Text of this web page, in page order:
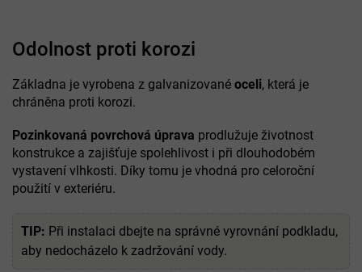
Odolnost proti korozi
Základna je vyrobena z galvanizované oceli, která je
chráněna proti korozi.
Pozinkovaná povrchová úprava prodlužuje životnost
konstrukce a zajišťuje spolehlivost i při dlouhodobém
vystavení vlhkosti. Díky tomu je vhodná pro celoroční
použití v exteriéru.
TIP: Při instalaci dbejte na správné vyrovnání podkladu,
aby nedocházelo k zadržování vody.